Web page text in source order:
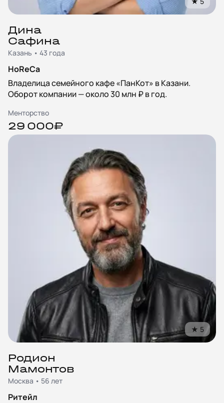
Дина
Сафина
Казань • 43 года
HoReCa
Владелица семейного кафе «ПанКот» в Казани.
Оборот компании — около 30 млн ₽ в год.
Менторство
29 000₽
★ 5
Родион
Мамонтов
Москва • 56 лет
Ритейл